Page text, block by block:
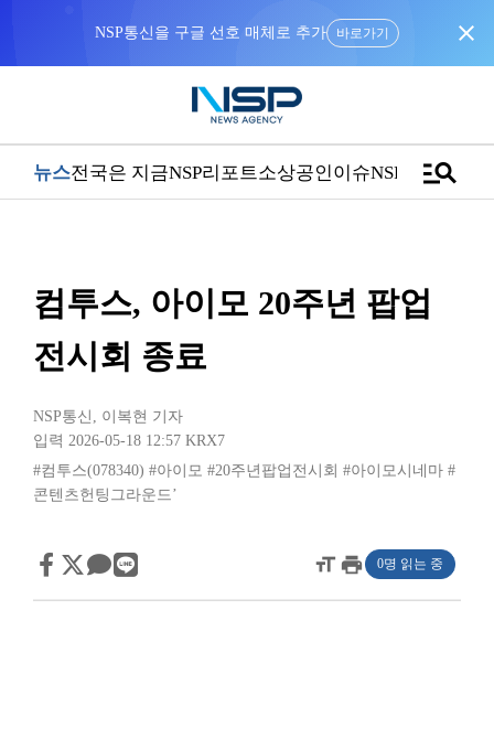
NSP통신을 구글 선호 매체로 추가 바로가기 close
뉴스전국은 지금NSP리포트소상공인이슈NSPTVmanage_search
컴투스, 아이모 20주년 팝업
전시회 종료
NSP통신 , 이복현 기자
입력 2026-05-18 12:57 KRX7
#컴투스(078340) #아이모 #20주년팝업전시회 #아이모시네마 #
콘텐츠헌팅그라운드’
format_sizeprint 0명 읽는 중